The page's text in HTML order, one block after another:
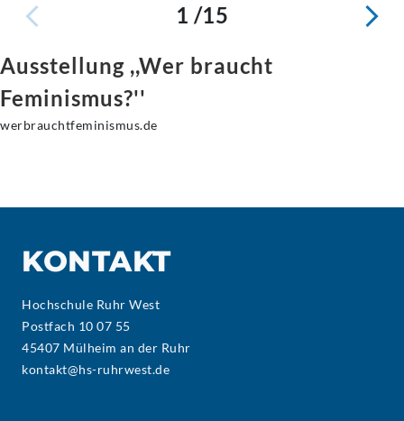
1 /15
Ausstellung ,,Wer braucht
Feminismus?''
werbrauchtfeminismus.de
KONTAKT
Hochschule Ruhr West
Postfach 10 07 55
45407 Mülheim an der Ruhr
kontakt@hs-ruhrwest.de